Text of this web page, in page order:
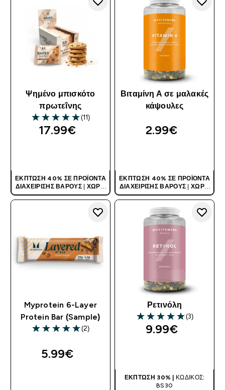
Ψημένο μπισκότο
πρωτεΐνης
5 out of 5 stars
(11)
17.99€‎
ΈΚΠΤΩΣΗ 40% ΣΕ ΠΡΟΪΌΝΤΑ
ΔΙΑΧΕΊΡΙΣΗΣ ΒΆΡΟΥΣ| ΧΩΡΊΣ
ΚΩΔΙΚΌ
Βιταμίνη Α σε μαλακές
κάψουλες
2.99€‎
ΈΚΠΤΩΣΗ 40% ΣΕ ΠΡΟΪΌΝΤΑ
ΔΙΑΧΕΊΡΙΣΗΣ ΒΆΡΟΥΣ
ΧΩΡΊΣ
ΚΩΔΙΚΌ
Myprotein 6-Layer
Protein Bar (Sample)
5 out of 5 stars
(2)
5.99€‎
Ρετινόλη
5 out of 5 stars
(3)
9.99€‎
ΈΚΠΤΩΣΗ 30% |
ΚΩΔΙΚΌΣ:
BS30